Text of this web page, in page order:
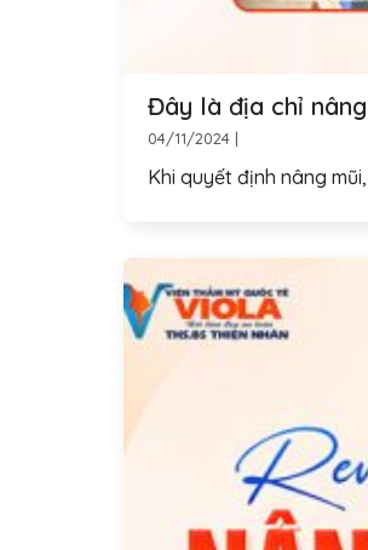
Đây là địa chỉ
04/11/2024 |
Khi quyết định nâng